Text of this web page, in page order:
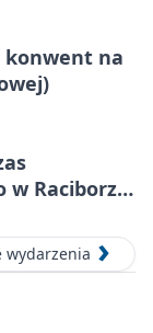
konwent na
w Raciborzu
wydarzenia